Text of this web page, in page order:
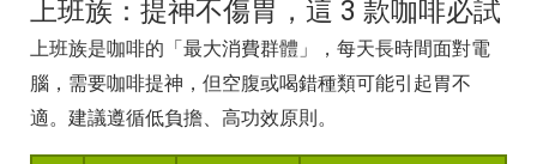
上班族：提神不傷胃，這 3 款咖啡必試
上班族是咖啡的「最大消費群體」，每天長時間面對電
腦，需要咖啡提神，但空腹或喝錯種類可能引起胃不
適。建議遵循低負擔、高功效原則。